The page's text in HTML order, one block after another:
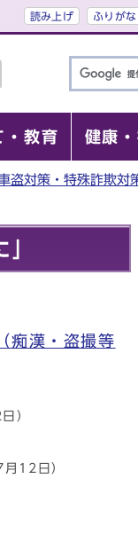
読み上げ ふりがな
・教育 健康
盗対策・特殊詐欺対
痴漢・盗撮等
）
12日）